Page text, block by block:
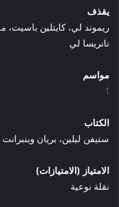
يقذف
ريموند لي، كايتلين
نانريسا لي
مواسم
1
الكتاب
ستيفن ليلين، بريان وينبرانت
الامتياز (الامتيازات)
نقلة نوعية